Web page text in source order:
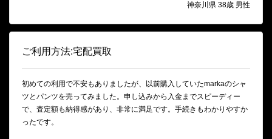
神奈川県 38歳 男性
ご利用方法:宅配買取
初めての利用で不安もありましたが、以前購入していたmarkaのシャ
ツとパンツを売ってみました。申し込みから入金までスピーディー
で、査定額も納得感があり、非常に満足です。手続きもわかりやすか
ったです。